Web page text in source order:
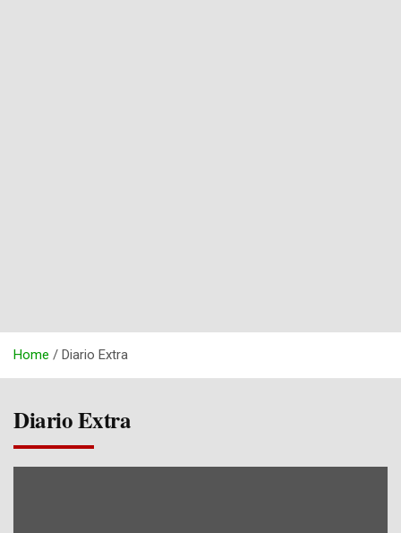
Home Diario Extra
Diario Extra